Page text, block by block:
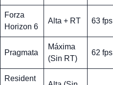
Forza
Horizon 6
Alta + RT 63 fps
Pragmata
Máxima
(Sin RT)
62 fps
Resident